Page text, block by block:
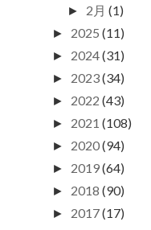
► 2月 (1)
► 2025 (11)
► 2024(31)
► 2023(34)
► 2022 (43)
► 2021 (108)
► 2020(94)
► 2019(64)
► 2018 (90)
► 2017(17)